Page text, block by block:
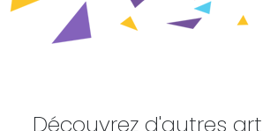
Découvrez d'autres